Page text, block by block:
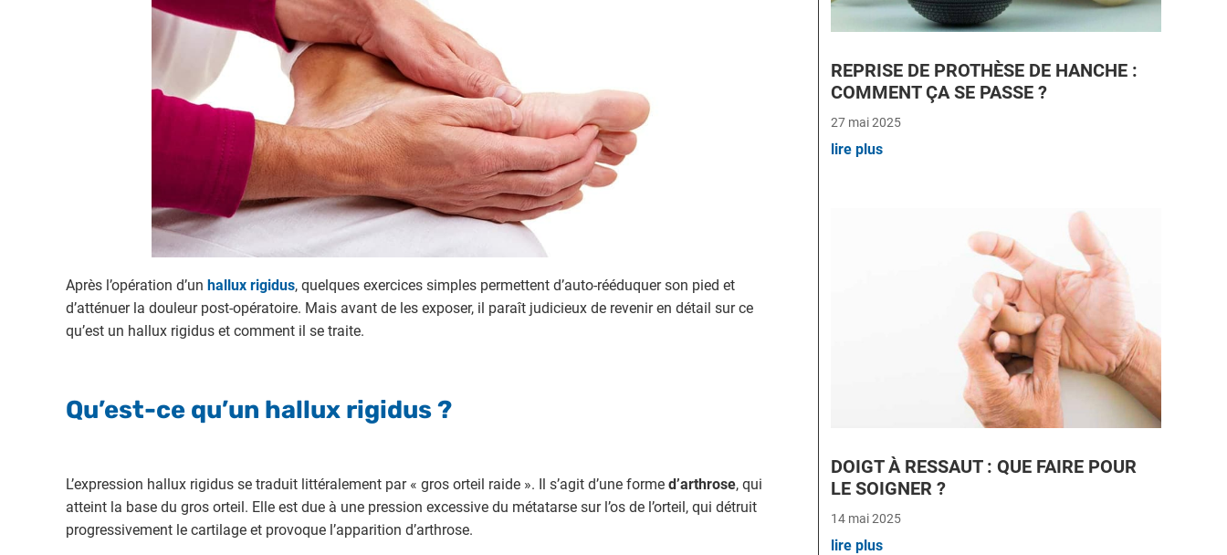
Après l’opération d’un hallux rigidus, quelques exercices simples permettent d’auto-rééduquer son pied et
d’atténuer la douleur post-opératoire. Mais avant de les exposer, il paraît judicieux de revenir en détail sur ce
qu’est un hallux rigidus et comment il se traite.
Qu’est-ce qu’un hallux rigidus ?
L’expression hallux rigidus se traduit littéralement par « gros orteil raide ». Il s’agit d’une forme d’arthrose, qui
atteint la base du gros orteil. Elle est due à une pression excessive du métatarse sur l’os de l’orteil, qui détruit
progressivement le cartilage et provoque l’apparition d’arthrose.
REPRISE DE PROTHÈSE DE HANCHE :
COMMENT ÇA SE PASSE ?
27 mai 2025
lire plus
DOIGT À RESSAUT : QUE FAIRE POUR
LE SOIGNER ?
14 mai 2025
lire plus